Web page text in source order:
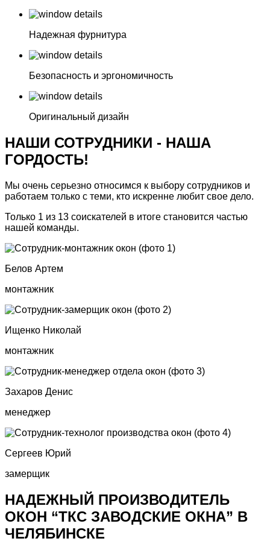
Надежная фурнитура
Безопасность и эргономичность
Оригинальный дизайн
НАШИ СОТРУДНИКИ - НАША
ГОРДОСТЬ!
Мы очень серьезно относимся к выбору сотрудников и
работаем только с теми, кто искренне любит свое дело.
Только 1 из 13 соискателей в итоге становится частью
нашей команды.
Белов Артем
монтажник
Ищенко Николай
монтажник
Захаров Денис
менеджер
Сергеев Юрий
замерщик
НАДЕЖНЫЙ ПРОИЗВОДИТЕЛЬ
ОКОН “ТКС ЗАВОДСКИЕ ОКНА” В
ЧЕЛЯБИНСКЕ